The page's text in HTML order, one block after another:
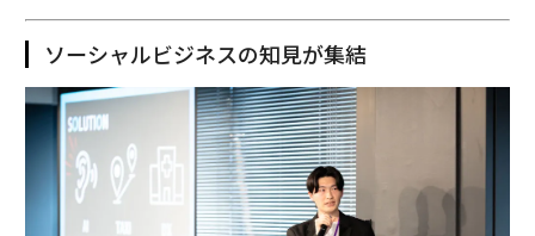
ソーシャルビジネスの知見が集結